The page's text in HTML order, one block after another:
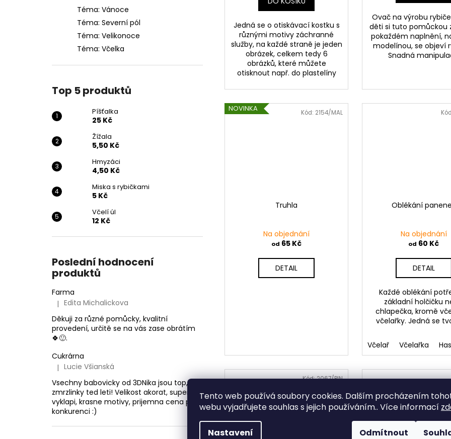
Tento web používá soubory cookies. Dalším procházením
webu vyjadřujete souhlas s jejich používáním.. Více informací
Nastavení Odmítnout
Téma: Vánoce
Téma: Severní pól
Téma: Velikonoce
Téma: Včelka
Top 5 produktů
Píšťalka
25 Kč
Žížala
5,50 Kč
Hmyzáci
4,50 Kč
Miska s rybičkami
5 Kč
Včelí úl
12 Kč
Poslední hodnocení
produktů
Farma
Hodnocení produktu je 5 z 5 hvězdiček.
| Edita Michalickova
Děkuji za různé pomůcky, kvalitní
provedení, určitě se na vás zase obrátím
🍀🙂.
Cukrárna
Hodnocení produktu je 5 z 5 hvězdiček.
| Lucie Všianská
Vsechny babovicky od 3DNika jsou top, ale
zmrzlinky ted leti! Velikost akorat, super se
vyklapi, krasne motivy, prijemna cena proti
konkurenci :)
Jedná se o otiskávací kostku s
různými motivy záchranné
služby, na každé straně je jeden
obrázek, celkem tedy 6
obrázků, které můžete
otisknout např. do plastelíny
Ovač na výrobu
děti si tuto pomůckou
pokaždém naplnění,
modelínou, se objeví
Snadná
NOVINKA
Truhla
Na objednání
od 65 Kč
DETAIL
Kód: 2154/MAL
Oblékání
Na objednání
od 60 Kč
DETAIL
Každé oblékání
základní holčičku
chlapečka, kromě
včelařky. Jedná se
Včelař Včelařka
Kód:2067/PIN